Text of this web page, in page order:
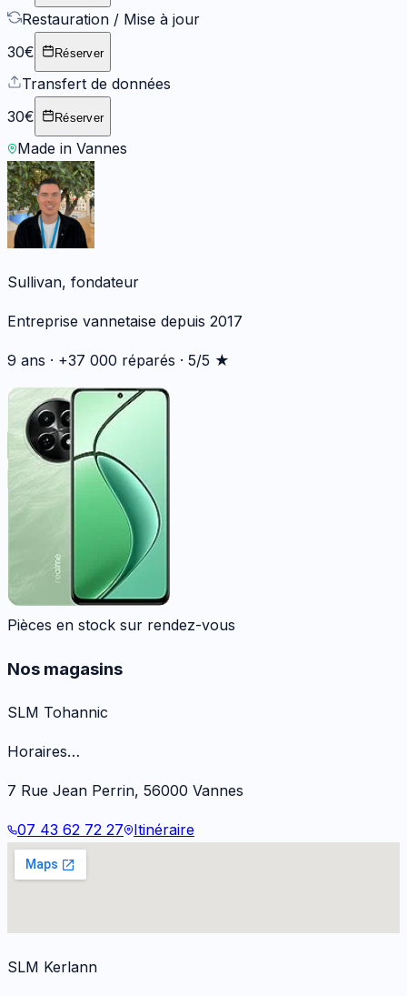
Restauration / Mise à jour
30€
Réserver
Transfert de données
30€
Réserver
Made in Vannes
Sullivan, fondateur
Entreprise vannetaise depuis 2017
9 ans · +37 000 réparés · 5/5 ★
Pièces en stock sur rendez-vous
Nos magasins
SLM Tohannic
Horaires…
7 Rue Jean Perrin, 56000 Vannes
07 43 62 72 27 Itinéraire
SLM Kerlann